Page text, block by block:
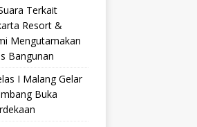
Terkait
Resort &
Mengutamakan
Bangunan
I Malang Gelar
Buka